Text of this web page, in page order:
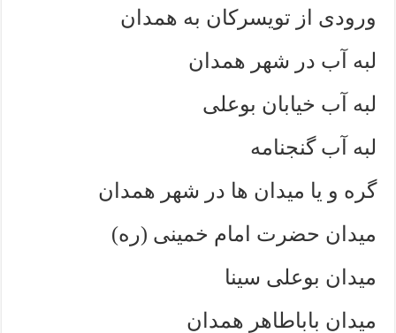
ورودی از تویسرکان به همدان
لبه آب در شهر همدان
لبه آب خیابان بوعلی
لبه آب گنجنامه
گره و یا میدان ها در شهر همدان
میدان حضرت امام خمینی (ره)
میدان بوعلی سینا
میدان باباطاهر همدان